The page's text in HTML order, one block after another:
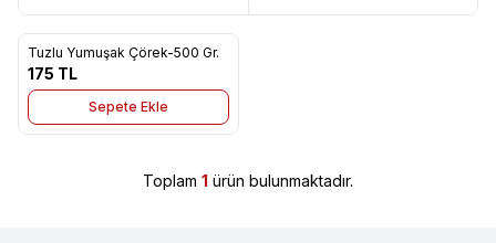
Favorilere Ekle
Tuzlu Yumuşak Çörek-500 Gr.
175 TL
Sepete Ekle
Toplam 1 ürün bulunmaktadır.